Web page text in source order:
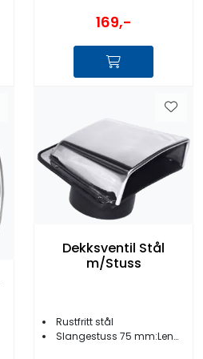
169,-
Dekksventil Stål
m/Stuss
Rustfritt stål
Slangestuss 75 mm:Lengde 140 mm